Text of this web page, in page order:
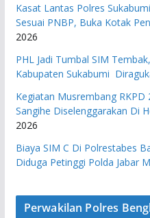
Kasat Lantas Polres
Sesuai PNBP, Buka Kotak
2026
PHL Jadi Tumbal SIM
Kabupaten Sukabumi
Kegiatan Musrembang RKPD
Sangihe Diselenggarakan Di
2026
Biaya SIM C Di Polrestabes
Diduga Petinggi Polda Jabar
Perwakilan Polres